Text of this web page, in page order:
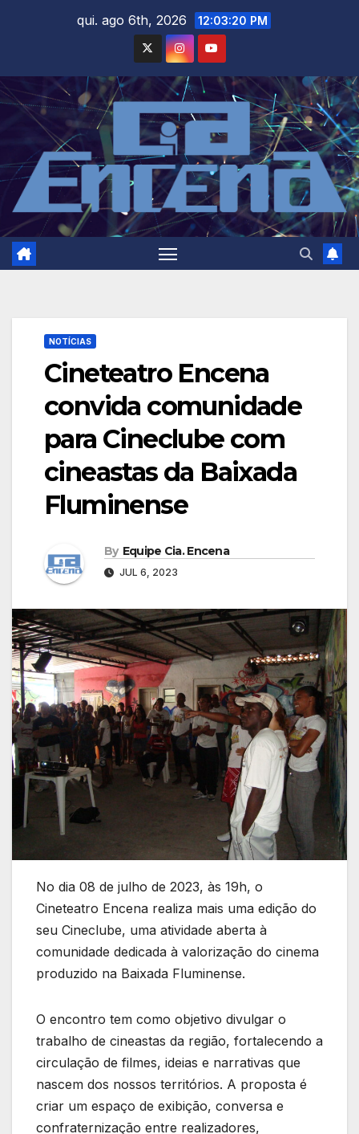
qui. ago 6th, 2026 12:03:21 PM
NOTÍCIAS
Cineteatro Encena
convida comunidade
para Cineclube com
cineastas da Baixada
Fluminense
By Equipe Cia. Encena
JUL 6, 2023
No dia 08 de julho de 2023, às 19h, o
Cineteatro Encena realiza mais uma edição do
seu Cineclube, uma atividade aberta à
comunidade dedicada à valorização do cinema
produzido na Baixada Fluminense.
O encontro tem como objetivo divulgar o
trabalho de cineastas da região, fortalecendo a
circulação de filmes, ideias e narrativas que
nascem dos nossos territórios. A proposta é
criar um espaço de exibição, conversa e
confraternização entre realizadores,